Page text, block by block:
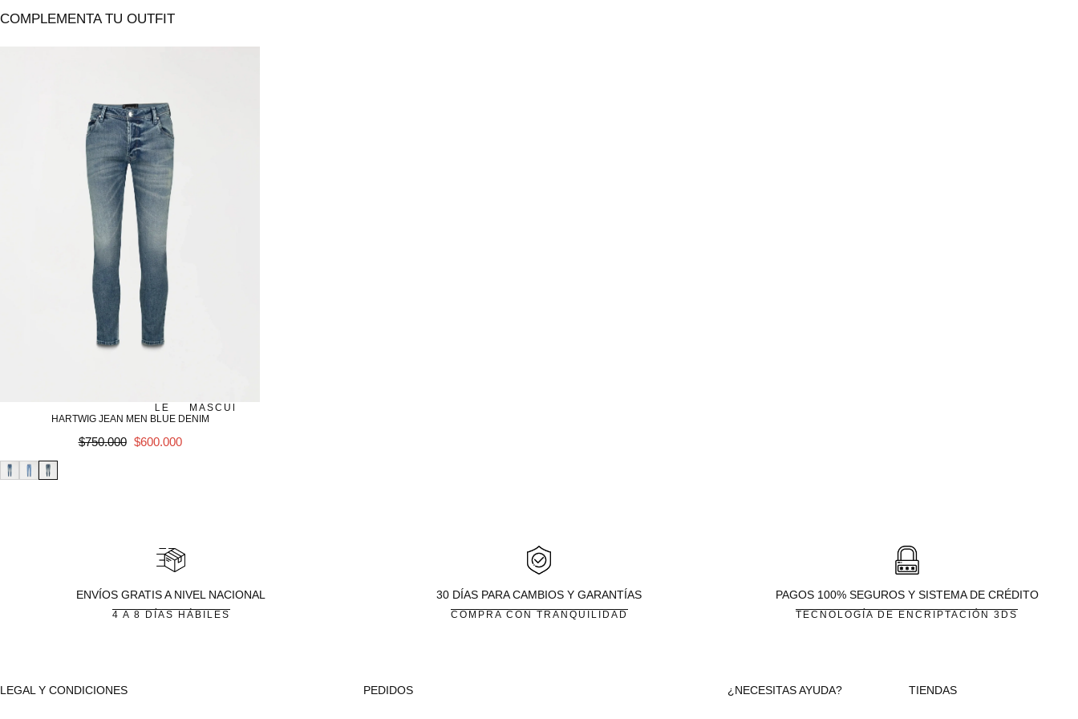
COMPLEMENTA TU OUTFIT
SALE MASCULINO
HARTWIG JEAN MEN BLUE DENIM
Precio
$750.000 SALE
$600.000
ENVÍOS GRATIS A NIVEL NACIONAL
4 A 8 DÍAS HÁBILES
30 DÍAS PARA CAMBIOS Y GARANTÍAS
COMPRA CON TRANQUILIDAD
PAGOS 100% SEGUROS Y SISTEMA DE CRÉDITO
TECNOLOGÍA DE ENCRIPTACIÓN 3DS
LEGAL Y CONDICIONES PEDIDOS ¿NECESITAS AYUDA? TIENDAS